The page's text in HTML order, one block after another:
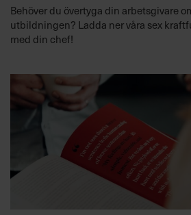
Behöver du övertyga din arbetsgivare
utbildningen? Ladda ner våra sex
med din chef!